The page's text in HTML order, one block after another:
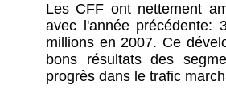
Les CFF ont nettement
avec l'année précédente:
millions en 2007. Ce
bons résultats des
progrès dans le trafic